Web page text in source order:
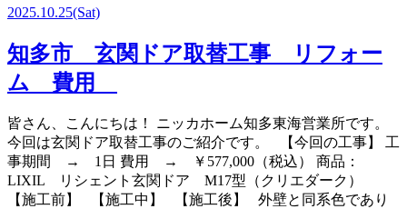
2025.10.25(Sat)
知多市 玄関ドア取替工事 リフォー
ム 費用
皆さん、こんにちは！ ニッカホーム知多東海営業所です。
今回は玄関ドア取替工事のご紹介です。 【今回の工事】 工
事期間 → 1日 費用 → ￥577,000（税込） 商品：
LIXIL リシェント玄関ドア M17型（クリエダーク）
【施工前】 【施工中】 【施工後】 外壁と同系色であり